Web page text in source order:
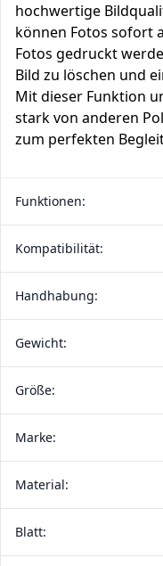
hochwertige
können Fotos sofort
Fotos gedruckt
Bild zu löschen und
Mit dieser Funktion
stark von anderen
zum perfekten
Funktionen:
Kompatibilität:
Handhabung:
Gewicht:
Größe:
Marke:
Material:
Blatt: